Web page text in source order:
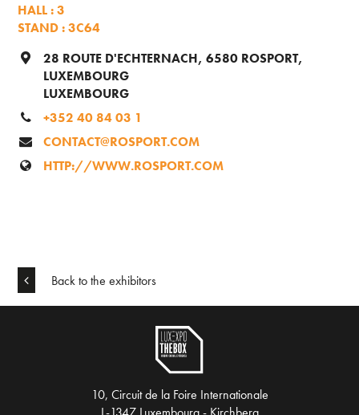
HALL : 3
STAND : 3C64
28 ROUTE D'ECHTERNACH, 6580 ROSPORT,
LUXEMBOURG
LUXEMBOURG
+352 40 84 03 1
CONTACT@ROSPORT.COM
HTTP://WWW.ROSPORT.COM
Back to the exhibitors
10, Circuit de la Foire Internationale